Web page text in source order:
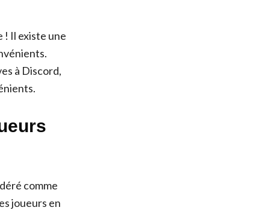
! Il existe une
à Discord,
comme
joueurs en